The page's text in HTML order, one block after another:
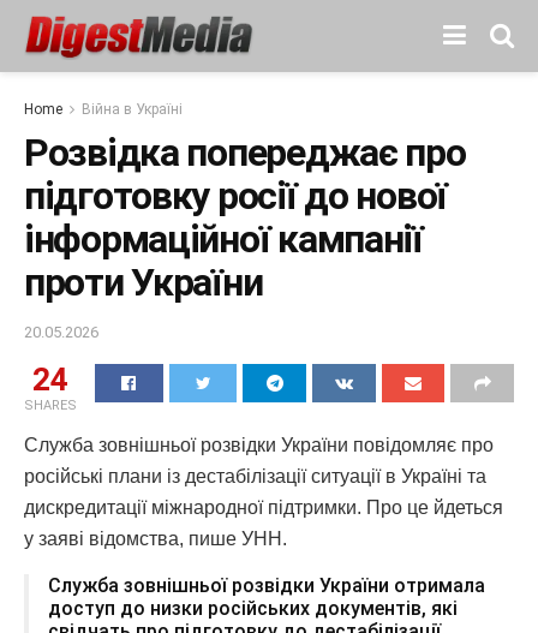
Home Війна в Україні
Розвідка попереджає про
підготовку росії до нової
інформаційної кампанії
проти України
20.05.2026
24
SHARES
Служба зовнішньої розвідки України повідомляє про
російські плани із дестабілізації ситуації в Україні та
дискредитації міжнародної підтримки. Про це йдеться
у заяві відомства, пише УНН.
Служба зовнішньої розвідки України отримала
доступ до низки російських документів, які